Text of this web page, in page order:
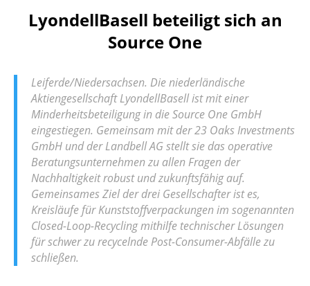
LyondellBasell beteiligt sich an
Source One
Leiferde/Niedersachsen. Die niederländische
Aktiengesellschaft LyondellBasell ist mit einer
Minderheitsbeteiligung in die Source One GmbH
eingestiegen. Gemeinsam mit der 23 Oaks Investments
GmbH und der Landbell AG stellt sie das operative
Beratungsunternehmen zu allen Fragen der
Nachhaltigkeit robust und zukunftsfähig auf.
Gemeinsames Ziel der drei Gesellschafter ist es,
Kreisläufe für Kunststoffverpackungen im sogenannten
Closed-Loop-Recycling mithilfe technischer Lösungen
für schwer zu recycelnde Post-Consumer-Abfälle zu
schließen.